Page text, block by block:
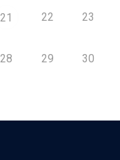
21 22 23
28 29 30